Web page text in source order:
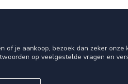
of je aankoop, bezoek dan zeker onze
op veelgestelde vragen en